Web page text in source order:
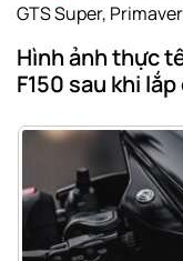
GTS Super,
Hình ảnh thực
F150 sau khi